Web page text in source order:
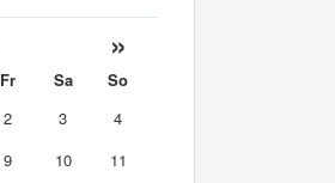
»
Fr Sa
So
2 3
4
9 10
11